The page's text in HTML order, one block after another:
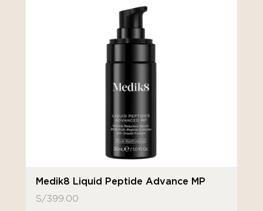
Medik8 Liquid Peptide Advance MP
S/399.00